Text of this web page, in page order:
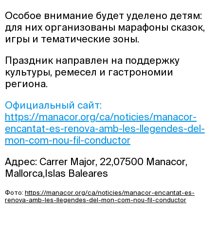
Особое внимание будет уделено детям:
для них организованы марафоны сказок,
игры и тематические зоны.
Праздник направлен на поддержку
культуры, ремесел и гастрономии
региона.
Официальный сайт:
https://manacor.org/ca/noticies/manacor-
encantat-es-renova-amb-les-llegendes-del-
mon-com-nou-fil-conductor
Адрес: Carrer Major, 22,07500 Manacor,
Mallorca,Islas Baleares
Фото: https://manacor.org/ca/noticies/manacor-encantat-es-
renova-amb-les-llegendes-del-mon-com-nou-fil-conductor